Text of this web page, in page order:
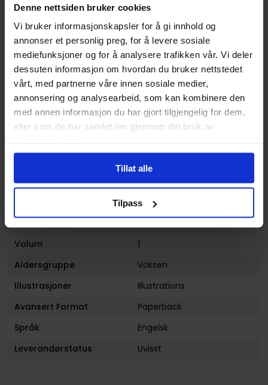
Denne nettsiden bruker cookies
Vi bruker informasjonskapsler for å gi innhold og
annonser et personlig preg, for å levere sosiale
mediefunksjoner og for å analysere trafikken vår. Vi deler
dessuten informasjon om hvordan du bruker nettstedet
vårt, med partnerne våre innen sosiale medier,
annonsering og analysearbeid, som kan kombinere den
med annen informasjon du har gjort tilgjengelig for dem,
eller som de har samlet inn gjennom din bruk av
Tillat alle
Tilpass
Opprinnelsesland :
USA
Paperback
Serie
Shepherd
Forfattere
Andrea Lorenzo Molinari
og
Roberto Molinari
Sjanger
Horror og Grøss og
144
Utgiver
Caliber Entertainment
05.01.2018
Volum
1
Aldersgruppe
Voksen
Illustrasjoner
Illustrations
Avansert Format
Paperback
Språk
Engelsk
Leverandørstatus
Uvisst